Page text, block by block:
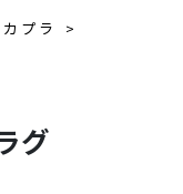
カプラ
グ